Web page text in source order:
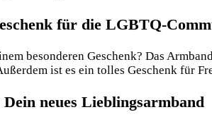
für die LGBTQ-
besonderen Geschenk? Das
ist es ein tolles Geschenk für
neues Lieblingsarmband